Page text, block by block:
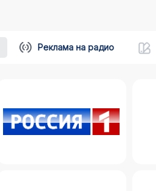
Реклама на радио